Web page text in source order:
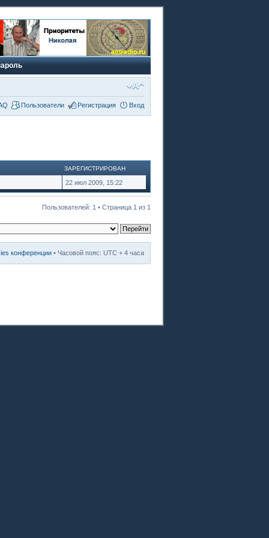
Пользователи Регистрация Вход
ЗАРЕГИСТРИРОВАН
22 июл 2009, 15:22
Пользователей: 1 • Страница 1 из 1
конференции • Часовой пояс: UTC + 4 часа